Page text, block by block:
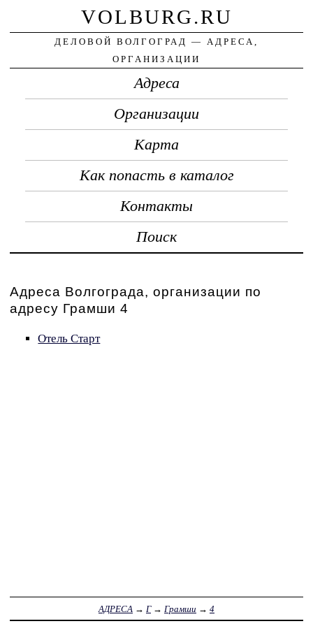
VOLBURG.RU
ДЕЛОВОЙ ВОЛГОГРАД — АДРЕСА,
ОРГАНИЗАЦИИ
Адреса
Организации
Карта
Как попасть в каталог
Контакты
Поиск
Адреса Волгограда, организации по
адресу Грамши 4
Отель Старт
АДРЕСА → Г→ Грамши → 4